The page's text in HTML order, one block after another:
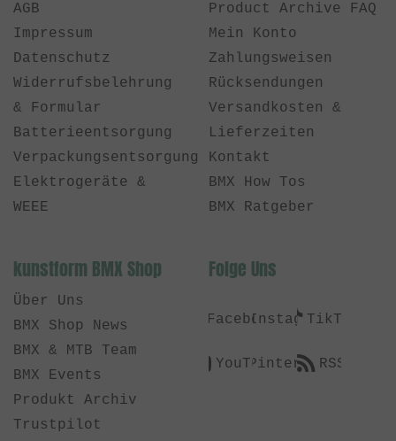
AGB
Impressum
Datenschutz
Widerrufsbelehrung
& Formular
Batterieentsorgung
Verpackungsentsorgung
Elektrogeräte &
WEEE
Product Archive FAQ
Mein Konto
Zahlungsweisen
Rücksendungen
Versandkosten &
Lieferzeiten
Kontakt
BMX How Tos
BMX Ratgeber
kunstform BMX Shop
Über Uns
BMX Shop News
BMX & MTB Team
BMX Events
Produkt Archiv
Trustpilot
Folge Uns
FacebookInstagramTikTok
YouTubePinterestRSS